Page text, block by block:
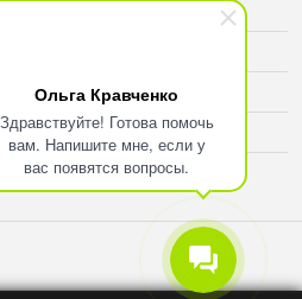
Ольга Кравченко
Здравствуйте! Готова помочь
вам. Напишите мне, если у
вас появятся вопросы.
Energy
Relax
Man's Force